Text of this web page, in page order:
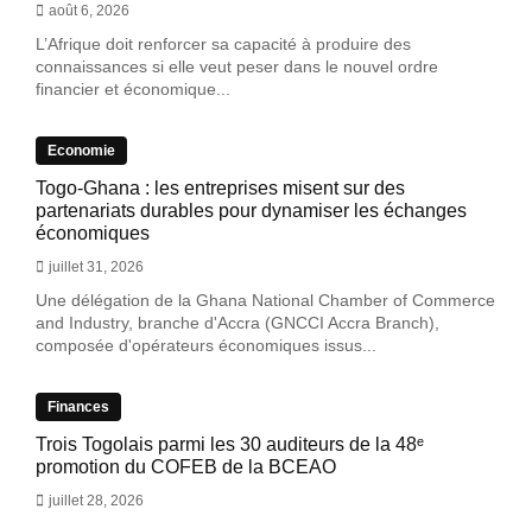
août 6, 2026
L’Afrique doit renforcer sa capacité à produire des
connaissances si elle veut peser dans le nouvel ordre
financier et économique...
Economie
Togo-Ghana : les entreprises misent sur des
partenariats durables pour dynamiser les échanges
économiques
juillet 31, 2026
Une délégation de la Ghana National Chamber of Commerce
and Industry, branche d'Accra (GNCCI Accra Branch),
composée d'opérateurs économiques issus...
Finances
Trois Togolais parmi les 30 auditeurs de la 48ᵉ
promotion du COFEB de la BCEAO
juillet 28, 2026